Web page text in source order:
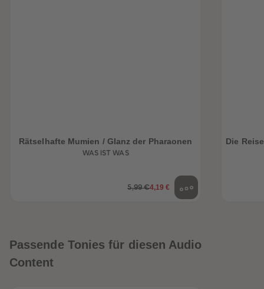
Rätselhafte Mumien / Glanz der Pharaonen
WAS IST WAS
5,99 €4,19 €
Die
Passende Tonies für diesen Audio
Content